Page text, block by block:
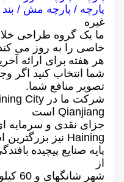
پارچه / پارچه مش / بند
غیره
ما یک گروه طراحی
خاصی را به روز می
هر هفته برای ارائه
شما انتخاب کنید اگر
تصویر منافع شما.
Qianjiang است
جزای نقدی و سرمایه
Haining نیز بزرگترین است
پایه صنایع پیچیده
از
شهر شانگهای و 60 کیلومتر